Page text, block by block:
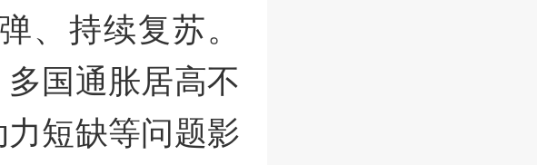
、持续复苏。
国通胀居高不
短缺等问题影